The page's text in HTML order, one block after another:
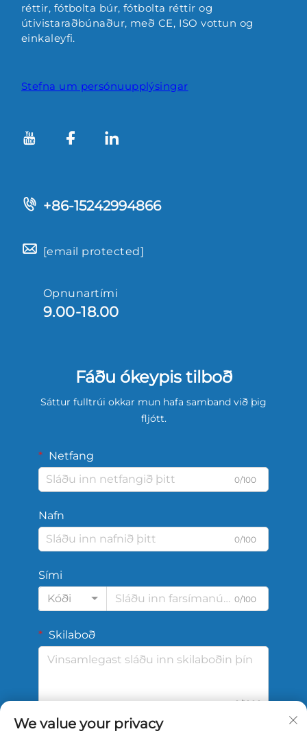
réttir, fótbolta búr, fótbolta réttir og
útivistaraðbúnaður, með CE, ISO vottun og
einkaleyfi.
Stefna um persónuupplýsingar
+86-15242994866
[email protected]
Opnunartími
9.00-18.00
Fáðu ókeypis tilboð
Sáttur fulltrúi okkar mun hafa samband við þig
fljótt.
Netfang
0/100
Nafn
0/100
Sími
Kóði
0/100
Skilaboð
0/1000
We value your privacy